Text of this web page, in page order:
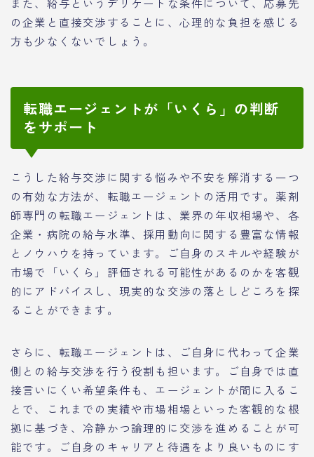
の企業と直接交渉することに、心理的な負担を感じる
方も少なくないでしょう。
転職エージェントが「いくら」の判断
をサポート
こうした給与交渉に関する悩みや不安を解消する一つ
の有効な方法が、転職エージェントの活用です。薬剤
師専門の転職エージェントは、業界の年収相場や、各
企業・病院の給与水準、採用動向に関する豊富な情報
とノウハウを持っています。ご自身のスキルや経験が
市場で「いくら」評価される可能性があるのかを客観
的にアドバイスし、現実的な交渉の落としどころを探
ることができます。
さらに、転職エージェントは、ご自身に代わって企業
側との給与交渉を行う役割も担います。ご自身では直
接言いにくい希望条件も、エージェントが間に入るこ
とで、これまでの実績や市場相場といった客観的な根
拠に基づき、冷静かつ論理的に交渉を進めることが可
能です。ご自身のキャリアと待遇をより良いものにす